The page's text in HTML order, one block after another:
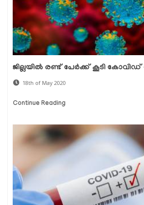
ജില്ലയില്‍ രണ്ട് പേര്‍ക്ക് കൂടി കോവിഡ്
18th of May 2020
Continue Reading